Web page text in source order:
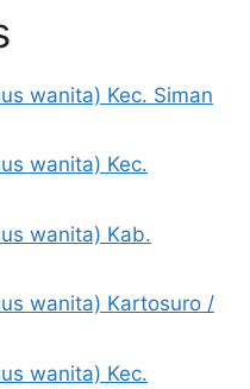
wanita) Kec. Siman
wanita) Kec.
wanita) Kab.
wanita) Kartosuro /
wanita) Kec.